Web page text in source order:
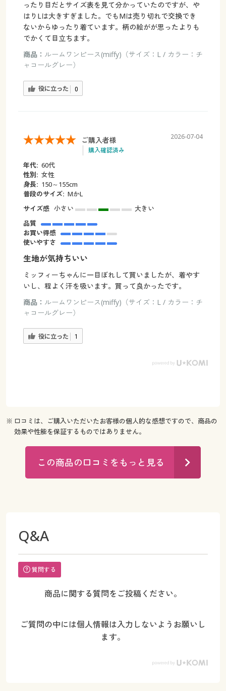
ったり目だとサイズ表を見て分かっていたのですが、や
はりLは大きすぎました。でもMは売り切れで交換でき
ないからゆったり着ています。柄の絵がが思ったよりも
でかくて目立ちます。
商品： ルームワンピース(miffy)（サイズ：L / カラー：チ
ャコールグレー）
役に立った 0
ご購入者様
購入確認済み
2026-07-04
年代: 60代
性別: 女性
身長: 150～155cm
普段のサイズ: MかL
サイズ感 小さい
大きい
品質
お買い得感
使いやすさ
生地が気持ちいい
ミッフィーちゃんに一目ぼれして買いましたが、着やす
いし、程よく汗を吸います。買って良かったです。
商品： ルームワンピース(miffy)（サイズ：L / カラー：チ
ャコールグレー）
役に立った 1
※ 口コミは、ご購入いただいたお客様の個人的な感想ですので、商品の
効果や性能を保証するものではありません。
この商品の口コミをもっと見る
Q&A
質問する
商品に関する質問をご投稿ください。
ご質問の中には個人情報は入力しないようお願いし
ます。